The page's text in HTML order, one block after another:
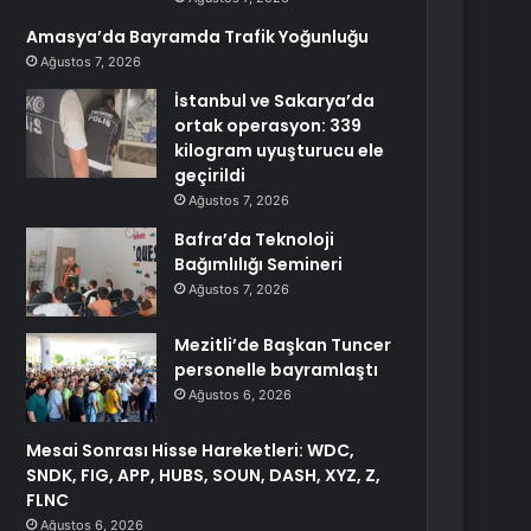
Amasya’da Bayramda Trafik Yoğunluğu
Ağustos 7, 2026
İstanbul ve Sakarya’da
ortak operasyon: 339
kilogram uyuşturucu ele
geçirildi
Ağustos 7, 2026
Bafra’da Teknoloji
Bağımlılığı Semineri
Ağustos 7, 2026
Mezitli’de Başkan Tuncer
personelle bayramlaştı
Ağustos 6, 2026
Mesai Sonrası Hisse Hareketleri: WDC,
SNDK, FIG, APP, HUBS, SOUN, DASH, XYZ, Z,
FLNC
Ağustos 6, 2026